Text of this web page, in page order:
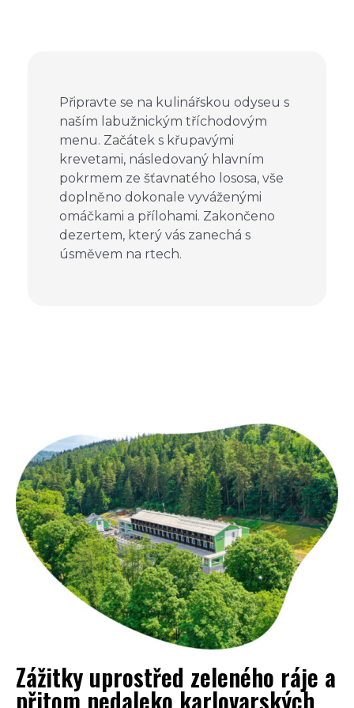
Připravte se na kulinářskou odyseu s
naším labužnickým tříchodovým
menu. Začátek s křupavými
krevetami, následovaný hlavním
pokrmem ze šťavnatého lososa, vše
doplněno dokonale vyváženými
omáčkami a přílohami. Zakončeno
dezertem, který vás zanechá s
úsměvem na rtech.
Zážitky uprostřed zeleného ráje a
přitom nedaleko karlovarských